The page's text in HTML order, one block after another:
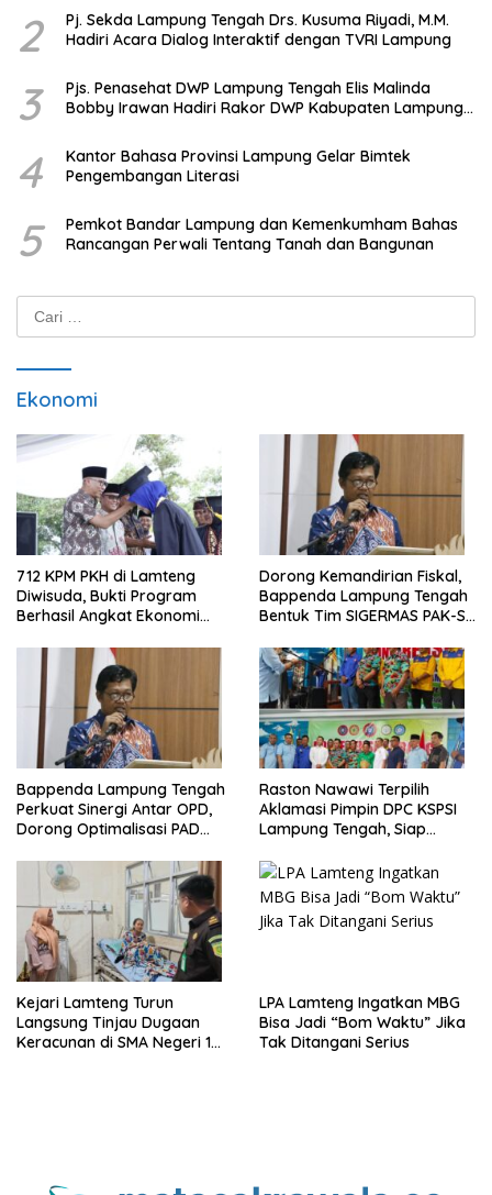
2
Pj. Sekda Lampung Tengah Drs. Kusuma Riyadi, M.M.
Hadiri Acara Dialog Interaktif dengan TVRI Lampung
3
Pjs. Penasehat DWP Lampung Tengah Elis Malinda
Bobby Irawan Hadiri Rakor DWP Kabupaten Lampung
4
Kantor Bahasa Provinsi Lampung Gelar Bimtek
Pengembangan Literasi
5
Pemkot Bandar Lampung dan Kemenkumham Bahas
Rancangan Perwali Tentang Tanah dan Bangunan
Cari
untuk:
Ekonomi
712 KPM PKH di Lamteng
Diwisuda, Bukti Program
Berhasil Angkat Ekonomi
Dorong Kemandirian Fiskal,
Bappenda Lampung Tengah
Bentuk Tim SIGERMAS PAK-SI
Bappenda Lampung Tengah
Perkuat Sinergi Antar OPD,
Dorong Optimalisasi PAD
Raston Nawawi Terpilih
Aklamasi Pimpin DPC KSPSI
Lampung Tengah, Siap
Buruh
Kejari Lamteng Turun
Langsung Tinjau Dugaan
Keracunan di SMA Negeri 1
LPA Lamteng Ingatkan MBG
Bisa Jadi “Bom Waktu” Jika
Tak Ditangani Serius